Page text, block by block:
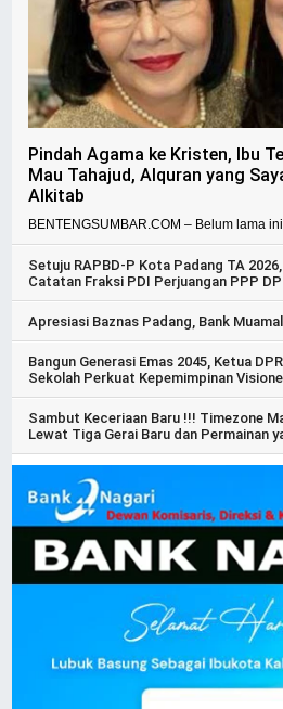
Pindah Agama ke Kristen, Ibu
Mau Tahajud, Alquran yang
Alkitab
BENTENGSUMBAR.COM – Belum lama
Setuju RAPBD-P Kota Padang TA
Catatan Fraksi PDI Perjuangan PPP
Apresiasi Baznas Padang, Bank
Bangun Generasi Emas 2045, Ketua
Sekolah Perkuat Kepemimpinan
Sambut Keceriaan Baru !!! Timezone
Lewat Tiga Gerai Baru dan Permainan